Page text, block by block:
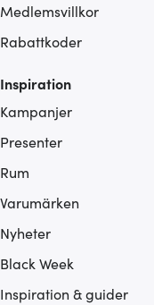
Medlemsvillkor
Rabattkoder
Inspiration
Kampanjer
Presenter
Rum
Varumärken
Nyheter
Black Week
Inspiration & guider